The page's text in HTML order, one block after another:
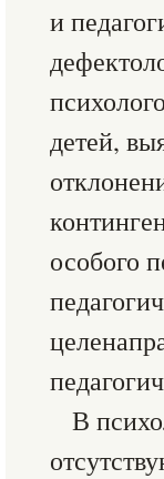
и
детей,
особого
В